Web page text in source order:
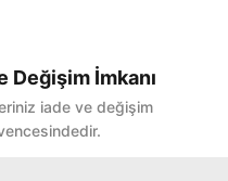
Değişim İmkanı
iade ve değişim